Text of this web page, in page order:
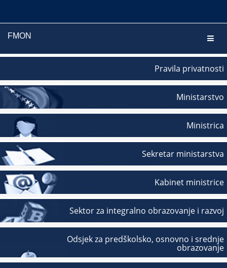
FMON
Pravila privatnosti
Ministarstvo
Ministrica
Sekretar ministarstva
Kabinet ministrice
Sektor za integralno obrazovanje i razvoj
Odsjek za predškolsko, osnovno i srednje
obrazovanje